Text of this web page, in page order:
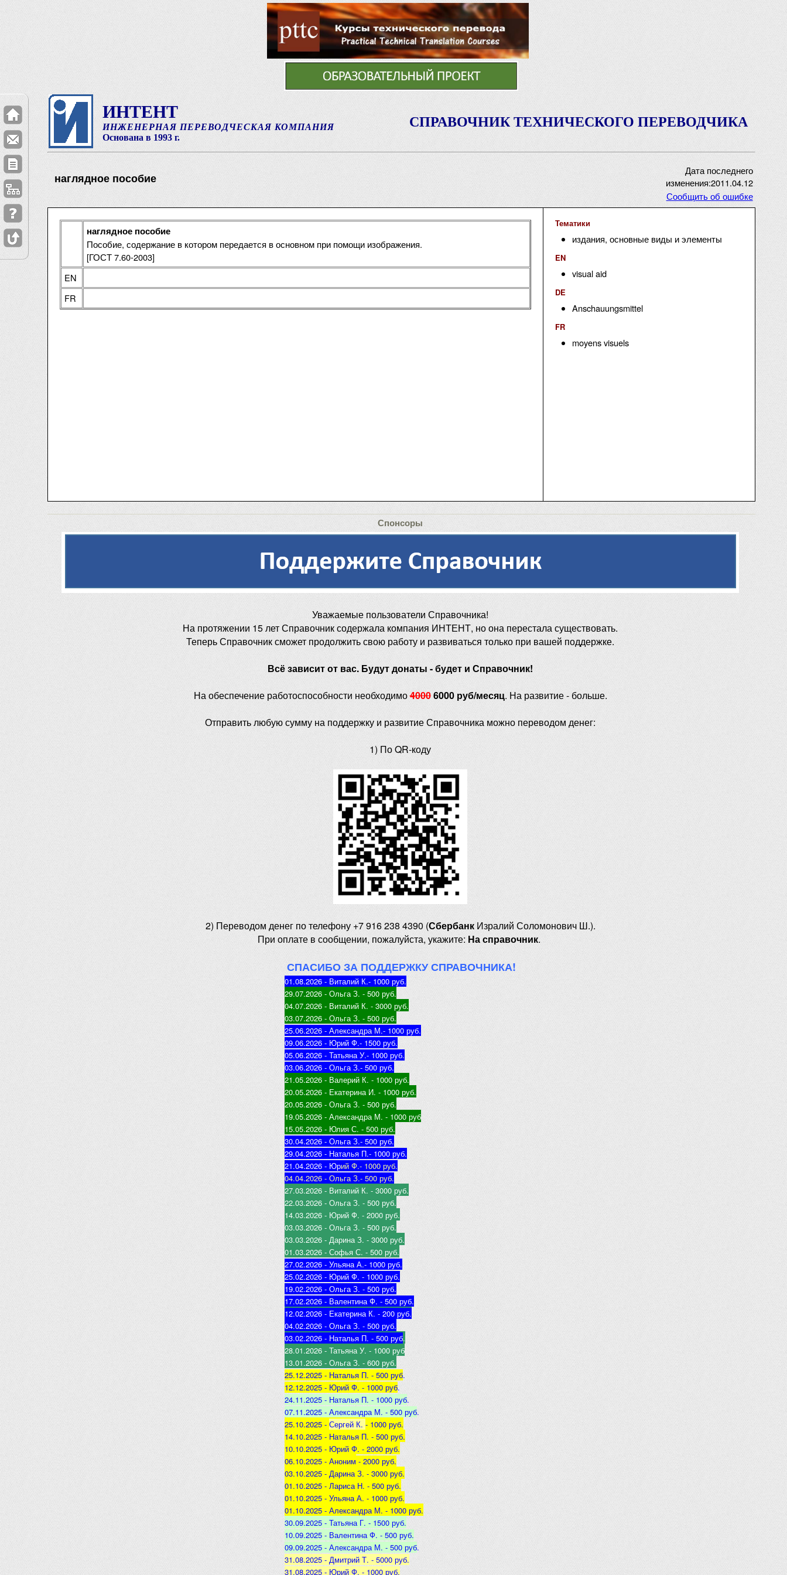
ИНТЕНТ
ИНЖЕНЕРНАЯ ПЕРЕВОДЧЕСКАЯ КОМПАНИЯ
Основана в 1993 г.
СПРАВОЧНИК ТЕХНИЧЕСКОГО ПЕРЕВОДЧИКА
наглядное пособие
Дата последнего
изменения:2011.04.12
Сообщить об ошибке
наглядное пособие
Пособие, содержание в котором передается в основном при помощи изображения.
[ГОСТ 7.60-2003]
EN
FR
Тематики
издания, основные виды и элементы
EN
visual aid
DE
Anschauungsmittel
FR
moyens visuels
Спонсоры
Уважаемые пользователи Справочника!
На протяжении 15 лет Справочник содержала компания ИНТЕНТ, но она перестала существовать.
Теперь Справочник сможет продолжить свою работу и развиваться только при вашей поддержке.
Всё зависит от вас. Будут донаты - будет и Справочник!
На обеспечение работоспособности необходимо40006000 руб/месяц. На развитие - больше.
Отправить любую сумму на поддержку и развитие Справочника можно переводом денег:
1) По QR-коду
2) Переводом денег по телефону +7 916 238 4390 (Сбербанк Изралий Соломонович Ш.).
При оплате в сообщении, пожалуйста, укажите: На справочник.
СПАСИБО ЗА ПОДДЕРЖКУ СПРАВОЧНИКА!
01.08.2026 - Виталий К.- 1000 руб.
29.07.2026 - Ольга З. - 500 руб.
04.07.2026 - Виталий К. - 3000 руб.
03.07.2026 - Ольга З. - 500 руб.
25.06.2026 - Александра М.- 1000 руб.
09.06.2026 - Юрий Ф.- 1500 руб.
05.06.2026 - Татьяна У.- 1000 руб.
03.06.2026 - Ольга З.- 500 руб.
21.05.2026 - Валерий К. - 1000 руб.
20.05.2026 - Екатерина И. - 1000 руб.
20.05.2026 - Ольга З. - 500 руб.
19.05.2026 - Александра М. - 1000 руб
15.05.2026 - Юлия С. - 500 руб.
30.04.2026 - Ольга З.- 500 руб.
29.04.2026 - Наталья П.- 1000 руб.
21.04.2026 - Юрий Ф.- 1000 руб.
04.04.2026 - Ольга З.- 500 руб.
27.03.2026 - Виталий К. - 3000 руб.
22.03.2026 - Ольга З. - 500 руб.
14.03.2026 - Юрий Ф. - 2000 руб.
03.03.2026 - Ольга З. - 500 руб.
03.03.2026 - Дарина З. - 3000 руб.
01.03.2026 - Софья С. - 500 руб.
27.02.2026 - Ульяна А.- 1000 руб.
25.02.2026 - Юрий Ф. - 1000 руб.
19.02.2026 - Ольга З. - 500 руб.
17.02.2026 - Валентина Ф. - 500 руб.
12.02.2026 - Екатерина К. - 200 руб.
04.02.2026 - Ольга З. - 500 руб.
03.02.2026 - Наталья П. - 500 руб.
28.01.2026 - Татьяна У. - 1000 руб
13.01.2026 - ОльгаЗ. - 600 руб.
25.12.2025 - Наталья П. - 500 руб.
12.12.2025 - Юрий Ф. - 1000 руб.
24.11.2025 - Наталья П. - 1000 руб.
07.11.2025 - Александра М. - 500 руб.
25.10.2025 - Сергей К. - 1000 руб.
14.10.2025 - Наталья П. - 500 руб.
10.10.2025 - Юрий Ф. - 2000 руб.
06.10.2025 - Аноним - 2000 руб.
03.10.2025 - Дарина З. - 3000 руб.
01.10.2025 - Лариса Н. - 500 руб.
01.10.2025 - Ульяна А. - 1000 руб.
01.10.2025 - Александра М. - 1000 руб.
30.09.2025 - Татьяна Г. - 1500 руб.
10.09.2025 - Валентина Ф. - 500 руб.
09.09.2025 - Александра М. - 500 руб.
31.08.2025 - Дмитрий Т. - 5000 руб.
31.08.2025 - Юрий Ф. - 1000 руб.